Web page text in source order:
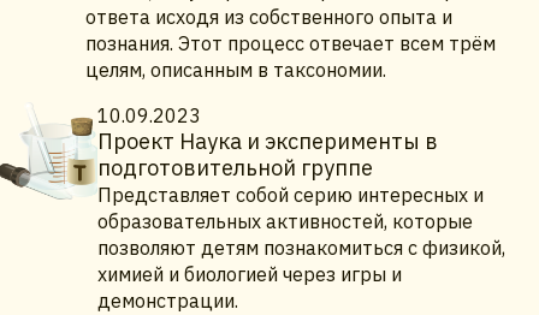
ответа исходя из собственного опыта и
познания. Этот процесс отвечает всем трём
целям, описанным в таксономии.
10.09.2023
Проект Наука и эксперименты в
подготовительной группе
Представляет собой серию интересных и
образовательных активностей, которые
позволяют детям познакомиться с физикой,
химией и биологией через игры и
демонстрации.